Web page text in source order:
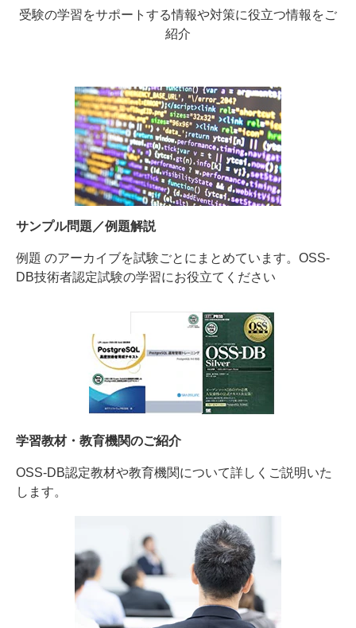
受験の学習をサポートする情報や対策に役立つ情報をご
紹介
サンプル問題／例題解説
例題 のアーカイブを試験ごとにまとめています。OSS-
DB技術者認定試験の学習にお役立てください
学習教材・教育機関のご紹介
OSS-DB認定教材や教育機関について詳しくご説明いた
します。